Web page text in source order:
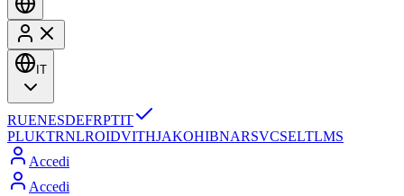
IT
RUENESDEFRPTIT
PLUKTRNLROIDVITHJAKOHIBNARSVCSELTLMS
Accedi
Accedi